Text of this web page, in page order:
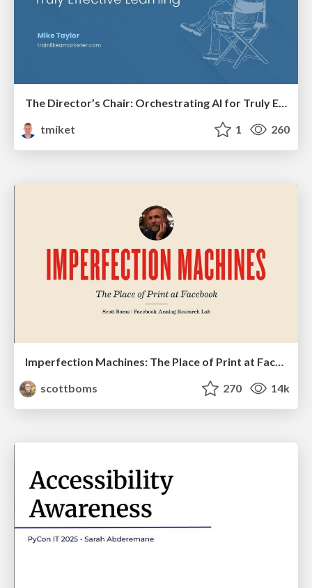
tmiket
1 260
Imperfection Machines: The Place of Print at Facebook
scottboms
270 14k